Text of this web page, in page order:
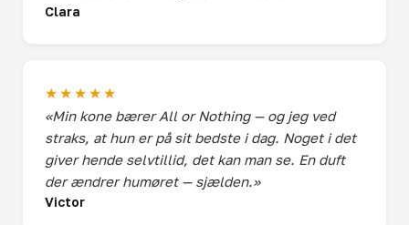
Clara
★★★★★
«Min kone bærer All or Nothing — og jeg ved
straks, at hun er på sit bedste i dag. Noget i det
giver hende selvtillid, det kan man se. En duft
der ændrer humøret — sjælden.»
Victor